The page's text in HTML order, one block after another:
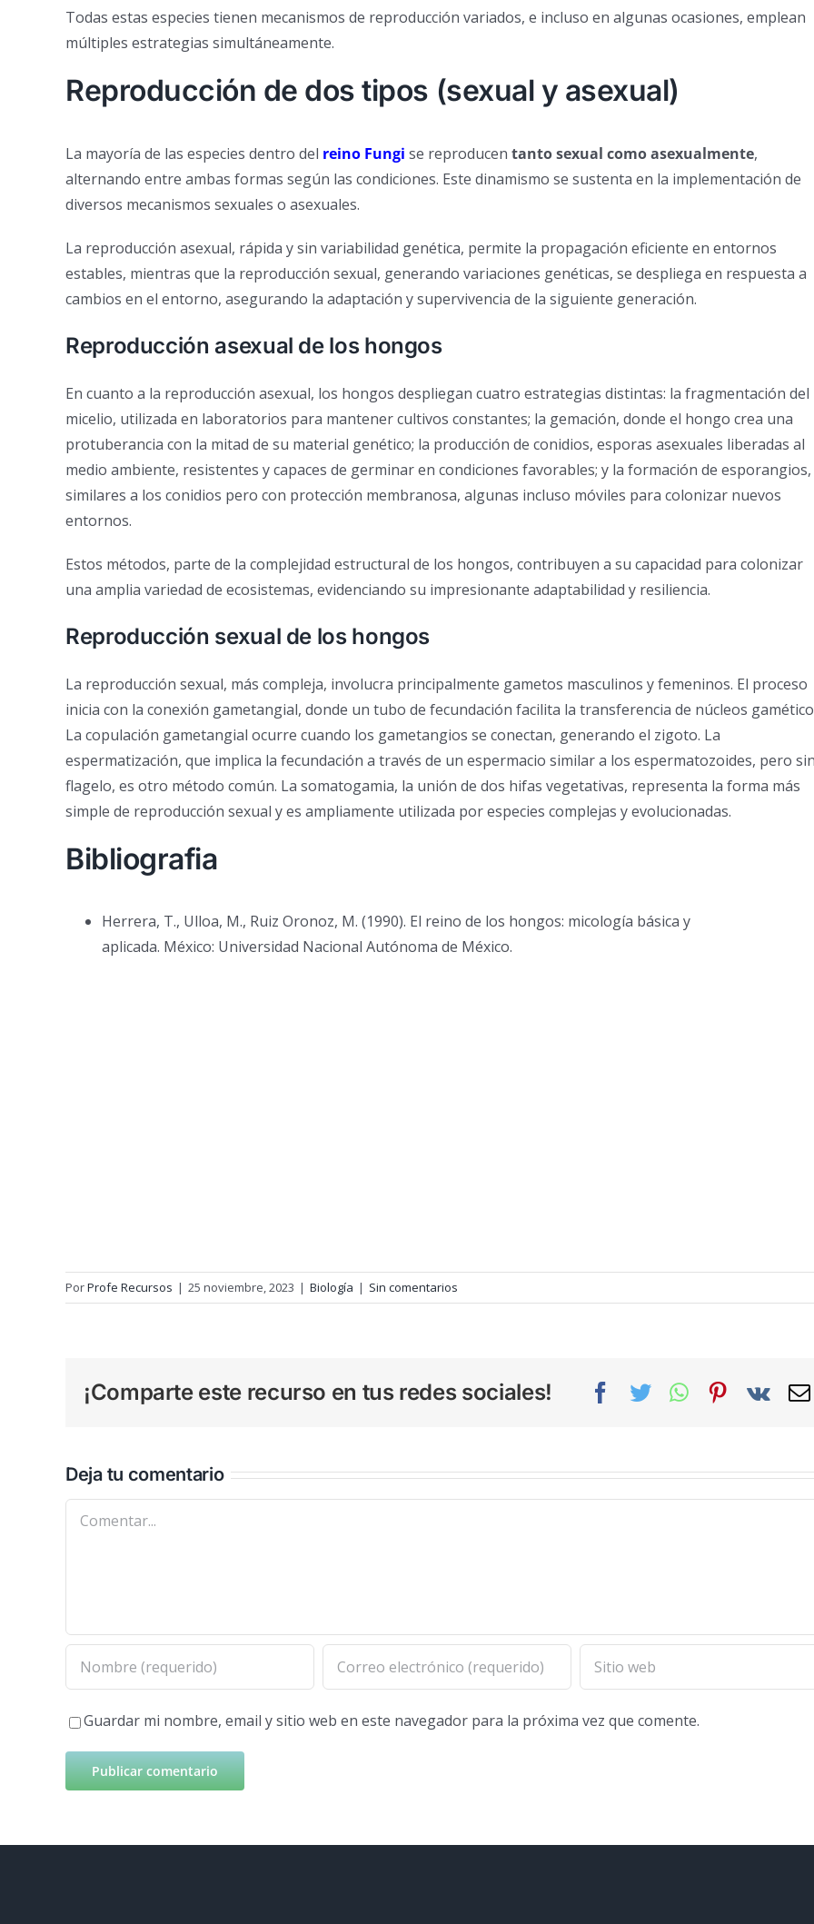
Todas estas especies tienen mecanismos de reproducción variados, e incluso en algunas ocasiones, emplean
múltiples estrategias simultáneamente.
Reproducción de dos tipos (sexual y asexual)
La mayoría de las especies dentro del reino Fungi se reproducen tanto sexual como asexualmente,
alternando entre ambas formas según las condiciones. Este dinamismo se sustenta en la implementación de
diversos mecanismos sexuales o asexuales.
La reproducción asexual, rápida y sin variabilidad genética, permite la propagación eficiente en entornos
estables, mientras que la reproducción sexual, generando variaciones genéticas, se despliega en respuesta a
cambios en el entorno, asegurando la adaptación y supervivencia de la siguiente generación.
Reproducción asexual de los hongos
En cuanto a la reproducción asexual, los hongos despliegan cuatro estrategias distintas: la fragmentación del
micelio, utilizada en laboratorios para mantener cultivos constantes; la gemación, donde el hongo crea una
protuberancia con la mitad de su material genético; la producción de conidios, esporas asexuales liberadas al
medio ambiente, resistentes y capaces de germinar en condiciones favorables; y la formación de esporangios,
similares a los conidios pero con protección membranosa, algunas incluso móviles para colonizar nuevos
entornos.
Estos métodos, parte de la complejidad estructural de los hongos, contribuyen a su capacidad para colonizar
una amplia variedad de ecosistemas, evidenciando su impresionante adaptabilidad y resiliencia.
Reproducción sexual de los hongos
La reproducción sexual, más compleja, involucra principalmente gametos masculinos y femeninos. El proceso
inicia con la conexión gametangial, donde un tubo de fecundación facilita la transferencia de núcleos
La copulación gametangial ocurre cuando los gametangios se conectan, generando el zigoto. La
espermatización, que implica la fecundación a través de un espermacio similar a los espermatozoides, pero
flagelo, es otro método común. La somatogamia, la unión de dos hifas vegetativas, representa la forma más
simple de reproducción sexual y es ampliamente utilizada por especies complejas y evolucionadas.
Bibliografia
Herrera, T., Ulloa, M., Ruiz Oronoz, M. (1990). El reino de los hongos: micología básica y
aplicada. México: Universidad Nacional Autónoma de México.
PorProfe Recursos | 25 noviembre, 2023 | Biología | Sin comentarios
¡Comparte este recurso en tus redes sociales! Facebook
TwitterWhatsAppPinterest
Vk
Deja tu comentario
Comentar
Guardar mi nombre, email y sitio web en este navegador para la próxima vez que comente.